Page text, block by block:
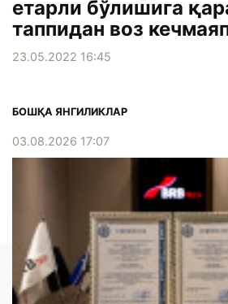
етарли бўлишига
таппидан воз
23.05.2022 16:45
БОШҚА ЯНГИЛИКЛАР
03.08.2026 17:07